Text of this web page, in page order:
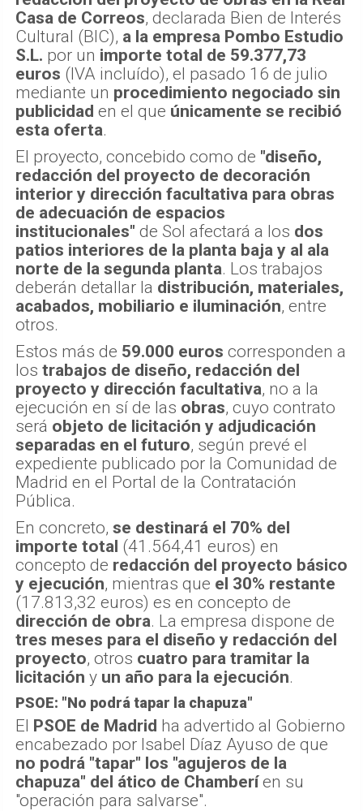
Casa de Correos, declarada Bien de Interés
Cultural (BIC), a la empresa Pombo Estudio
S.L. por un importe total de 59.377,73
euros (IVA incluído), el pasado 16 de julio
mediante un procedimiento negociado sin
publicidad en el que únicamente se recibió
esta oferta.
El proyecto, concebido como de "diseño,
redacción del proyecto de decoración
interior y dirección facultativa para obras
de adecuación de espacios
institucionales" de Sol afectará a los dos
patios interiores de la planta baja y al ala
norte de la segunda planta. Los trabajos
deberán detallar la distribución, materiales,
acabados, mobiliario e iluminación, entre
otros.
Estos más de 59.000 euros corresponden a
los trabajos de diseño, redacción del
proyecto y dirección facultativa, no a la
ejecución en sí de las obras, cuyo contrato
será objeto de licitación y adjudicación
separadas en el futuro, según prevé el
expediente publicado por la Comunidad de
Madrid en el Portal de la Contratación
Pública.
En concreto, se destinará el 70% del
importe total (41.564,41 euros) en
concepto de redacción del proyecto básico
y ejecución, mientras que el 30% restante
(17.813,32 euros) es en concepto de
dirección de obra. La empresa dispone de
tres meses para el diseño y redacción del
proyecto, otros cuatro para tramitar la
licitación y un año para la ejecución.
PSOE: "No podrá tapar la chapuza"
El PSOE de Madrid ha advertido al Gobierno
encabezado por Isabel Díaz Ayuso de que
no podrá "tapar" los "agujeros de la
chapuza" del ático de Chamberíen su
"operación para salvarse".